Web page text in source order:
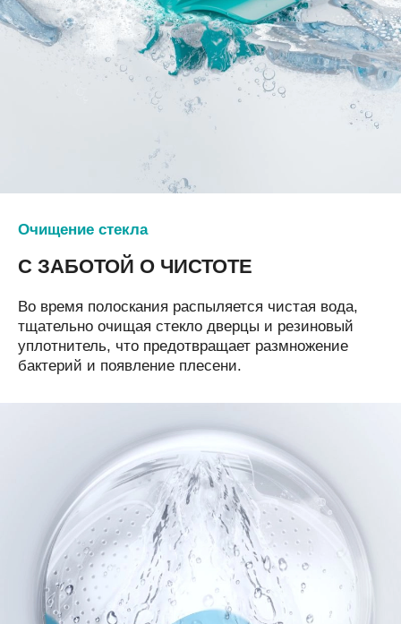
Очищение стекла
С ЗАБОТОЙ О ЧИСТОТЕ
Во время полоскания распыляется чистая вода,
тщательно очищая стекло дверцы и резиновый
уплотнитель, что предотвращает размножение
бактерий и появление плесени.